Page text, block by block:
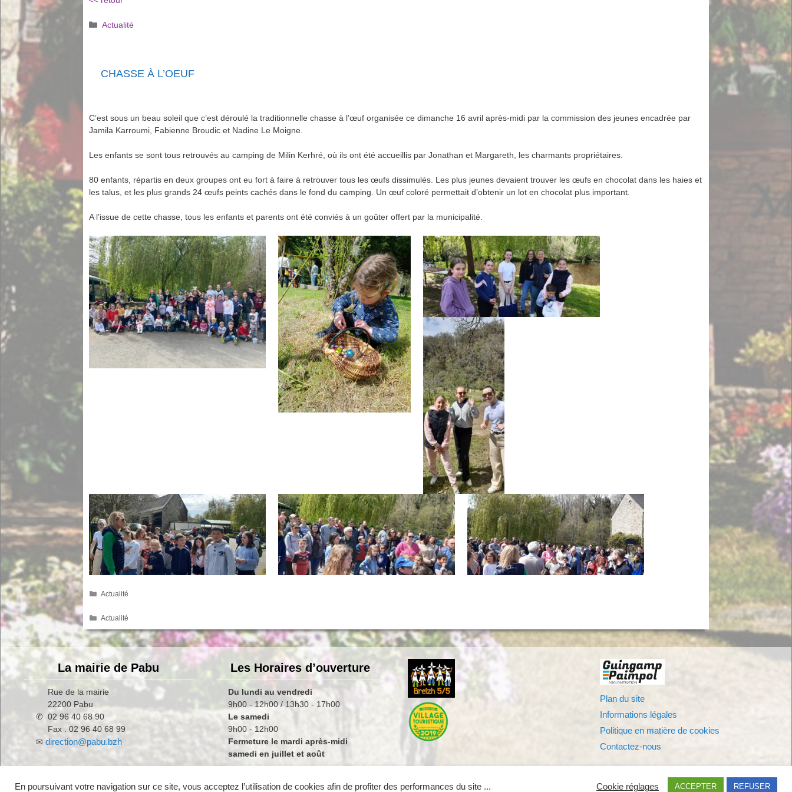
Catégories
Actualité
CHASSE À L’OEUF
C’est sous un beau soleil que c’est déroulé la traditionnelle chasse à l’œuf organisée ce dimanche 16 avril après-midi par la commission des jeunes encadrée par
Jamila Karroumi, Fabienne Broudic et Nadine Le Moigne.
Les enfants se sont tous retrouvés au camping de Milin Kerhré, où ils ont été accueillis par Jonathan et Margareth, les charmants propriétaires.
80 enfants, répartis en deux groupes ont eu fort à faire à retrouver tous les œufs dissimulés. Les plus jeunes devaient trouver les œufs en chocolat dans les haies et
les talus, et les plus grands 24 œufs peints cachés dans le fond du camping. Un œuf coloré permettait d’obtenir un lot en chocolat plus important.
A l’issue de cette chasse, tous les enfants et parents ont été conviés à un goûter offert par la municipalité.
Catégories
Actualité
Catégories
Actualité
La mairie de Pabu
Rue de la mairie
22200 Pabu
✆ 02 96 40 68 90
Fax . 02 96 40 68 99
✉ direction@pabu.bzh
Les Horaires d’ouverture
Du lundi au vendredi
9h00 - 12h00 / 13h30 - 17h00
Le samedi
9h00 - 12h00
Fermeture le mardi après-midi
samedi en juillet et août
Plan du site
Informations légales
Politique en matière de cookies
Contactez-nous
© 2025 Ville de Pabu - HébergementQualité Informatique
En poursuivant votre navigation sur ce site, vous acceptez l’utilisation de cookies afin de profiter des performances du site ... Cookie réglages ACCEPTER REFUSER